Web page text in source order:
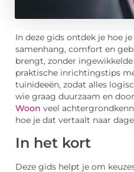
In deze gids ontdek je hoe
samenhang, comfort en
brengt, zonder
praktische inrichtingstips
tuinideeën, zodat alles
wie graag duurzaam en
Woon veel
hoe je dat vertaalt naar
In het kort
Deze gids helpt je om